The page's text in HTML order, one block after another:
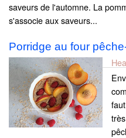
saveurs de l'automne. La
s'associe aux saveurs...
Porridge au four